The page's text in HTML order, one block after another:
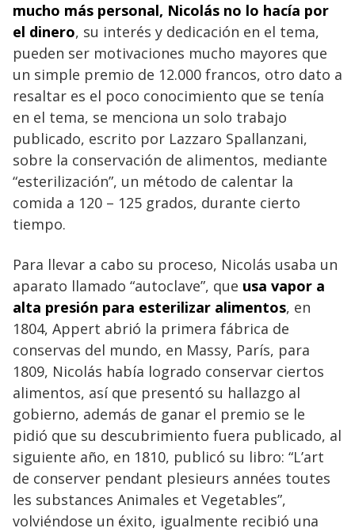
mucho más personal, Nicolás no lo hacía por
el dinero, su interés y dedicación en el tema,
pueden ser motivaciones mucho mayores que
un simple premio de 12.000 francos, otro dato a
resaltar es el poco conocimiento que se tenía
en el tema, se menciona un solo trabajo
publicado, escrito por Lazzaro Spallanzani,
sobre la conservación de alimentos, mediante
“esterilización”, un método de calentar la
comida a 120 – 125 grados, durante cierto
tiempo.
Para llevar a cabo su proceso, Nicolás usaba un
aparato llamado “autoclave”, que usa vapor a
alta presión para esterilizar alimentos, en
1804, Appert abrió la primera fábrica de
conservas del mundo, en Massy, París, para
1809, Nicolás había logrado conservar ciertos
alimentos, así que presentó su hallazgo al
gobierno, además de ganar el premio se le
pidió que su descubrimiento fuera publicado, al
siguiente año, en 1810, publicó su libro: “L’art
de conserver pendant plesieurs années toutes
les substances Animales et Vegetables”,
volviéndose un éxito, igualmente recibió una